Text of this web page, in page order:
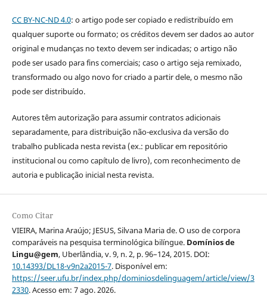
CC BY-NC-ND 4.0: o artigo pode ser copiado e redistribuído em
qualquer suporte ou formato; os créditos devem ser dados ao autor
original e mudanças no texto devem ser indicadas; o artigo não
pode ser usado para fins comerciais; caso o artigo seja remixado,
transformado ou algo novo for criado a partir dele, o mesmo não
pode ser distribuído.
Autores têm autorização para assumir contratos adicionais
separadamente, para distribuição não-exclusiva da versão do
trabalho publicada nesta revista (ex.: publicar em repositório
institucional ou como capítulo de livro), com reconhecimento de
autoria e publicação inicial nesta revista.
Como Citar
VIEIRA, Marina Araújo; JESUS, Silvana Maria de. O uso de corpora
comparáveis na pesquisa terminológica bilíngue. Domínios de
Lingu@gem, Uberlândia, v. 9, n. 2, p. 96–124, 2015. DOI:
10.14393/DL18-v9n2a2015-7. Disponível em:
https://seer.ufu.br/index.php/dominiosdelinguagem/article/view/3
2330. Acesso em: 7 ago. 2026.